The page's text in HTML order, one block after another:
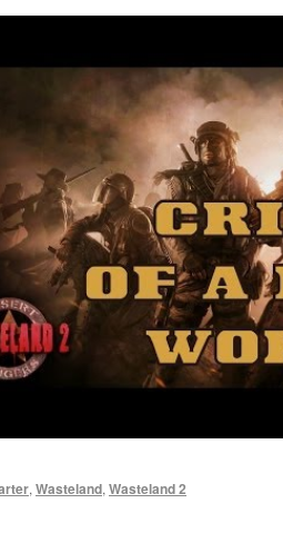
,Wasteland,Wasteland 2